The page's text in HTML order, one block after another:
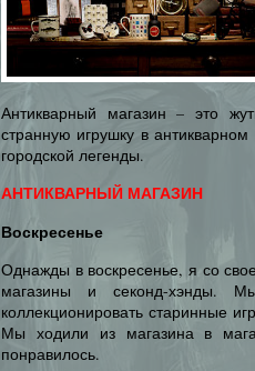
Антикварный магазин – это
странную игрушку в
городской легенды.
АНТИКВАРНЫЙ МАГАЗИН
Воскресенье
Однажды в воскресенье, я со
магазины и секонд-хэнды.
коллекционировать старинные
Мы ходили из магазина в
понравилось.